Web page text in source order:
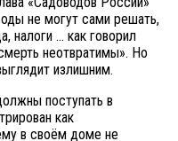
не могут сами решать,
налоги … как говорил
неотвратимы». Но
излишним.
поступать в
как
в своём доме не